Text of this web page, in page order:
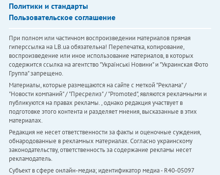
Политики и стандарты
Пользовательское соглашение
При полном или частичном воспроизведении материалов прямая
гиперссылка на LB.ua обязательна! Перепечатка, копирование,
воспроизведение или иное использование материалов, в которых
содержится ссылка на агентство "Українськi Новини" и "Украинская Фото
Группа" запрещено.
Материалы, которые размещаются на сайте с меткой "Реклама" /
"Новости компаний" / "Пресрелиз" / "Promoted", являются рекламными и
публикуются на правах рекламы. , однако редакция участвует в
подготовке этого контента и разделяет мнения, высказанные в этих
материалах.
Редакция не несет ответственности за факты и оценочные суждения,
обнародованные в рекламных материалах. Согласно украинскому
законодательству, ответственность за содержание рекламы несет
рекламодатель.
Субъект в сфере онлайн-медиа; идентификатор медиа - R40-05097